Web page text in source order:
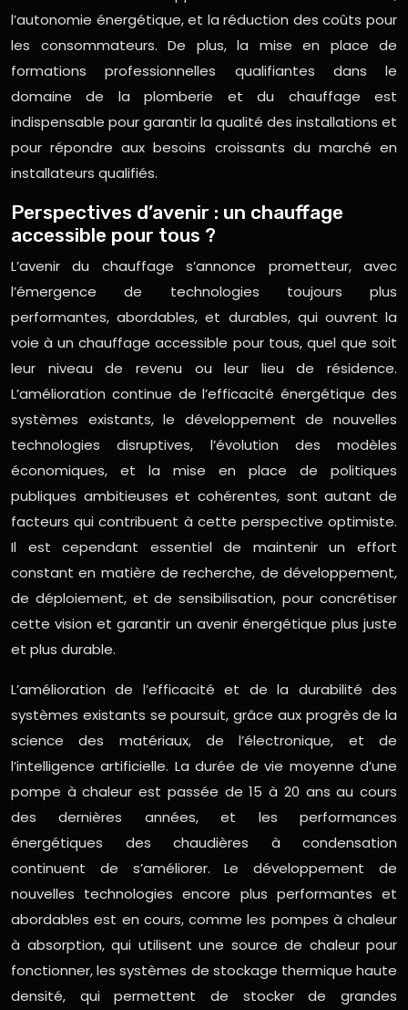
l’autonomie énergétique, et la réduction des coûts pour
les consommateurs. De plus, la mise en place de
formations professionnelles qualifiantes dans le
domaine de la plomberie et du chauffage est
indispensable pour garantir la qualité des installations et
pour répondre aux besoins croissants du marché en
installateurs qualifiés.
Perspectives d’avenir : un chauffage
accessible pour tous ?
L’avenir du chauffage s’annonce prometteur, avec
l’émergence de technologies toujours plus
performantes, abordables, et durables, qui ouvrent la
voie à un chauffage accessible pour tous, quel que soit
leur niveau de revenu ou leur lieu de résidence.
L’amélioration continue de l’efficacité énergétique des
systèmes existants, le développement de nouvelles
technologies disruptives, l’évolution des modèles
économiques, et la mise en place de politiques
publiques ambitieuses et cohérentes, sont autant de
facteurs qui contribuent à cette perspective optimiste.
Il est cependant essentiel de maintenir un effort
constant en matière de recherche, de développement,
de déploiement, et de sensibilisation, pour concrétiser
cette vision et garantir un avenir énergétique plus juste
et plus durable.
L’amélioration de l’efficacité et de la durabilité des
systèmes existants se poursuit, grâce aux progrès de la
science des matériaux, de l’électronique, et de
l’intelligence artificielle. La durée de vie moyenne d’une
pompe à chaleur est passée de 15 à 20 ans au cours
des dernières années, et les performances
énergétiques des chaudières à condensation
continuent de s’améliorer. Le développement de
nouvelles technologies encore plus performantes et
abordables est en cours, comme les pompes à chaleur
à absorption, qui utilisent une source de chaleur pour
fonctionner, les systèmes de stockage thermique haute
densité, qui permettent de stocker de grandes